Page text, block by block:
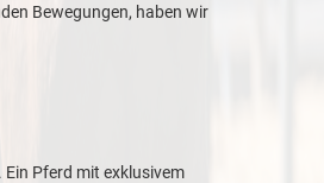
Bewegungen, haben wir
Pferd mit exklusivem